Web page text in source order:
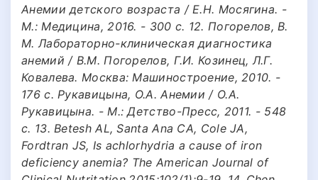
Анемии детского возраста / Е.Н. Мосягина. -
М.: Медицина, 2016. - 300 c. 12. Погорелов, В.
М. Лабораторно-клиническая диагностика
анемий / В.М. Погорелов, Г.И. Козинец, Л.Г.
Ковалева. Москва: Машиностроение, 2010. -
176 c. Рукавицына, О.А. Анемии / О.А.
Рукавицына. - М.: Детство-Пресс, 2011. - 548
c. 13. Betesh AL, Santa Ana CA, Cole JA,
Fordtran JS, Is achlorhydria a cause of iron
deficiency anemia? The American Journal of